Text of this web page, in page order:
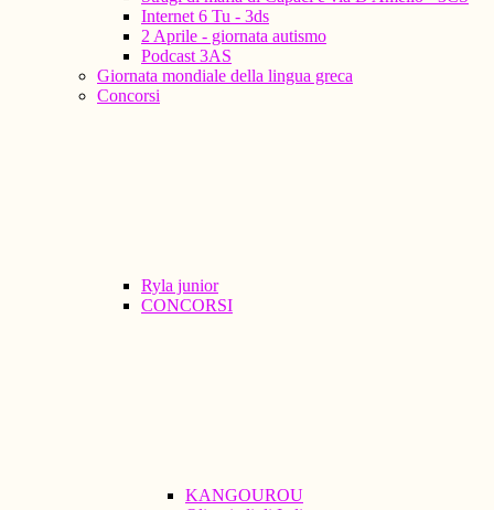
Internet 6 Tu - 3ds
2 Aprile - giornata autismo
Podcast 3AS
Giornata mondiale della lingua greca
Concorsi
Ryla junior
CONCORSI
KANGOUROU